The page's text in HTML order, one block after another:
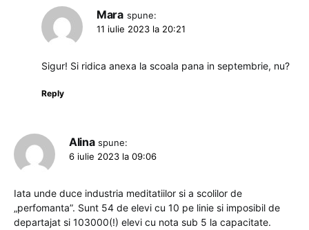
Mara spune:
11 iulie 2023 la 20:21
Sigur! Si ridica anexa la scoala pana in septembrie, nu?
Reply
Alina spune:
6 iulie 2023 la 09:06
Iata unde duce industria meditatiilor si a scolilor de
„perfomanta”. Sunt 54 de elevi cu 10 pe linie si imposibil de
departajat si 103000(!) elevi cu nota sub 5 la capacitate.